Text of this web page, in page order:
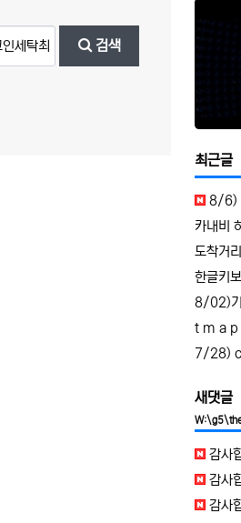
검색
최근글
8/6) uptime표시
한글키
새댓글
감사
감사
감사